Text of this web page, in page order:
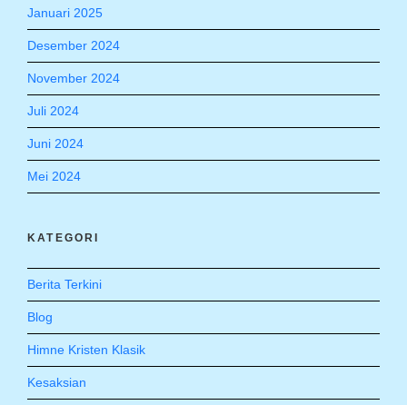
Januari 2025
Desember 2024
November 2024
Juli 2024
Juni 2024
Mei 2024
KATEGORI
Berita Terkini
Blog
Himne Kristen Klasik
Kesaksian